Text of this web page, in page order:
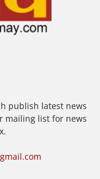
publish latest news
mailing list for news